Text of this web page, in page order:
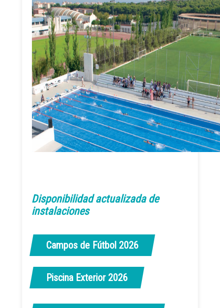
Disponibilidad actualizada de
instalaciones
Campos de Fútbol 2026
Piscina Exterior 2026